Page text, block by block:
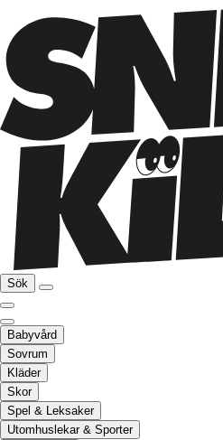
Sök
Babyvård
Sovrum
Kläder
Skor
Spel & Leksaker
Utomhuslekar & Sporter